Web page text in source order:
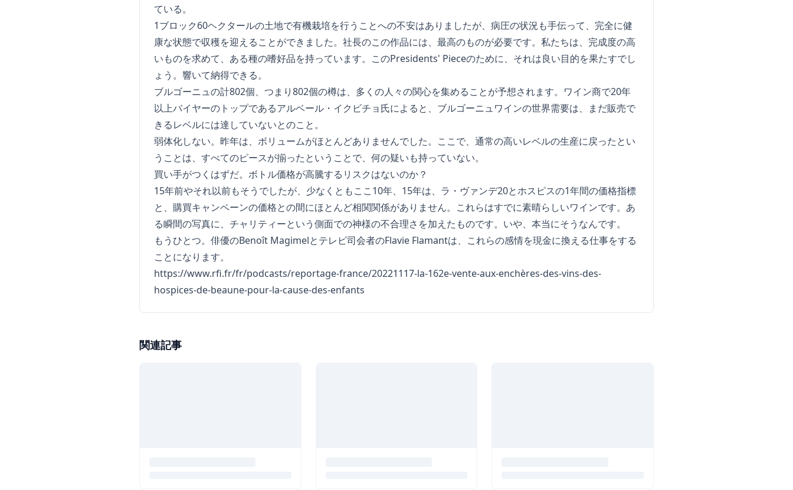
ている。
1ブロック60ヘクタールの土地で有機栽培を行うことへの不安はありましたが、病圧の状況も手伝って、完全に健
康な状態で収穫を迎えることができました。社長のこの作品には、最高のものが必要です。私たちは、完成度の高
いものを求めて、ある種の嗜好品を持っています。このPresidents' Pieceのために、それは良い目的を果たすでし
ょう。響いて納得できる。
ブルゴーニュの計802個、つまり802個の樽は、多くの人々の関心を集めることが予想されます。ワイン商で20年
以上バイヤーのトップであるアルベール・イクビチョ氏によると、ブルゴーニュワインの世界需要は、まだ販売で
きるレベルには達していないとのこと。
弱体化しない。昨年は、ボリュームがほとんどありませんでした。ここで、通常の高いレベルの生産に戻ったとい
うことは、すべてのピースが揃ったということで、何の疑いも持っていない。
買い手がつくはずだ。ボトル価格が高騰するリスクはないのか？
15年前やそれ以前もそうでしたが、少なくともここ10年、15年は、ラ・ヴァンデ20とホスピスの1年間の価格指標
と、購買キャンペーンの価格との間にほとんど相関関係がありません。これらはすでに素晴らしいワインです。あ
る瞬間の写真に、チャリティーという側面での神様の不合理さを加えたものです。いや、本当にそうなんです。
もうひとつ。俳優のBenoît Magimelとテレビ司会者のFlavie Flamantは、これらの感情を現金に換える仕事をする
ことになります。
https://www.rfi.fr/fr/podcasts/reportage-france/20221117-la-162e-vente-aux-enchères-des-vins-des-
hospices-de-beaune-pour-la-cause-des-enfants
関連記事